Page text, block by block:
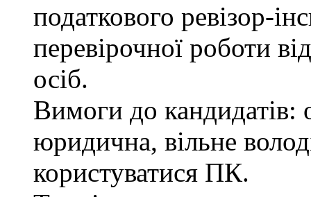
податкового ревізор-
перевірочної роботи
осіб.
Вимоги до кандидатів:
юридична, вільне
користуватися ПК.